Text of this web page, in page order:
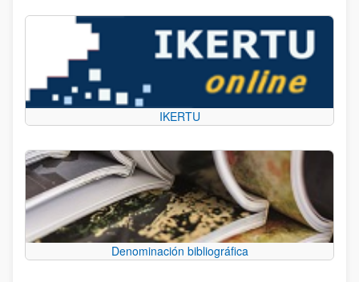
IKERTU
Denominación bibliográfica